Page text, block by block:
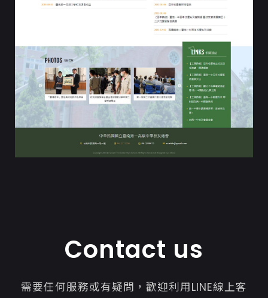
Contact us
需要任何服務或有疑問，歡迎利用LINE線上客